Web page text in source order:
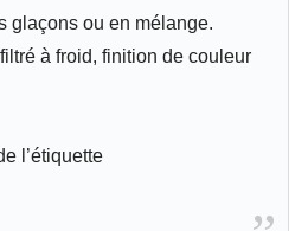
glaçons ou en mélange.
à froid, finition de couleur
l’étiquette